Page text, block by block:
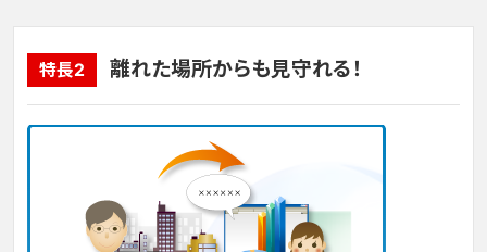
特長2 離れた場所からも見守れる！